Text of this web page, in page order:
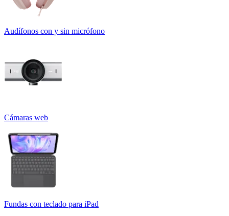
Audífonos con y sin micrófono
Cámaras web
Fundas con teclado para iPad